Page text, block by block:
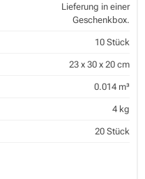
Lieferung in einer
Geschenkbox.
10 Stück
23 x 30 x 20 cm
0.014 m³
4 kg
20 Stück